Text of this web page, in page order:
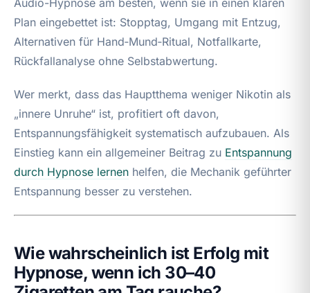
Plan eingebettet ist: Stopptag, Umgang mit Entzug,
Alternativen für Hand‑Mund‑Ritual, Notfallkarte,
Rückfallanalyse ohne Selbstabwertung.
Wer merkt, dass das Hauptthema weniger Nikotin als
„innere Unruhe“ ist, profitiert oft davon,
Entspannungsfähigkeit systematisch aufzubauen. Als
Einstieg kann ein allgemeiner Beitrag zu Entspannung
durch Hypnose lernen helfen, die Mechanik geführter
Entspannung besser zu verstehen.
Wie wahrscheinlich ist Erfolg mit
Hypnose, wenn ich 30–40